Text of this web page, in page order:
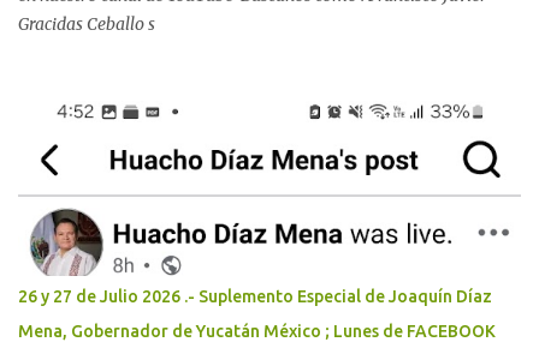
Gracidas Ceballo s
26 y 27 de Julio 2026 .- Suplemento Especial de Joaquín Díaz
Mena, Gobernador de Yucatán México ; Lunes de FACEBOOK